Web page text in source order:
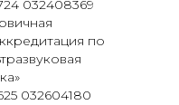
032408369
по
032604180